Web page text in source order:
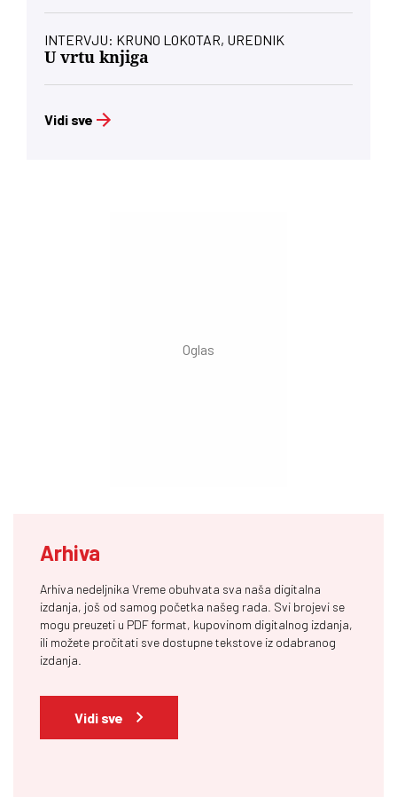
INTERVJU: KRUNO LOKOTAR, UREDNIK
U vrtu knjiga
Vidi sve
Arhiva
Arhiva nedeljnika Vreme obuhvata sva naša digitalna
izdanja, još od samog početka našeg rada. Svi brojevi se
mogu preuzeti u PDF format, kupovinom digitalnog izdanja,
ili možete pročitati sve dostupne tekstove iz odabranog
izdanja.
Vidi sve